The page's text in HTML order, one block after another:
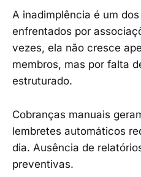
A inadimplência é um
enfrentados por
vezes, ela não cresce
membros, mas por falta
estruturado.
Cobranças manuais
lembretes automáticos
dia. Ausência de
preventivas.